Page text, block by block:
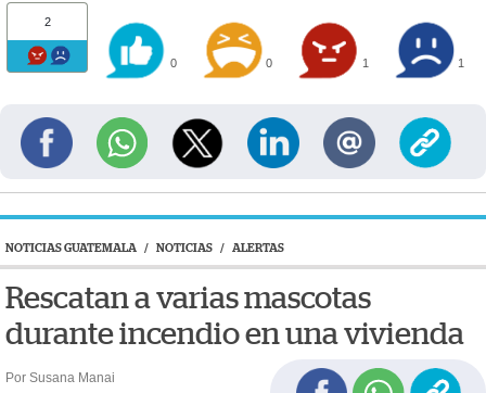
2
0 0 1 1
NOTICIAS GUATEMALA / NOTICIAS / ALERTAS
Rescatan a varias mascotas
durante incendio en una vivienda
Por Susana Manai